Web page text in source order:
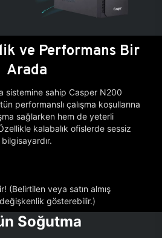
ve Performans Bir
Arada
sistemine sahip Casper N200
performanslı çalışma koşullarına
sağlarken hem de yeterli
kalabalık ofislerde sessiz
(Belirtilen veya satın almış
gösterebilir.)
Soğutma